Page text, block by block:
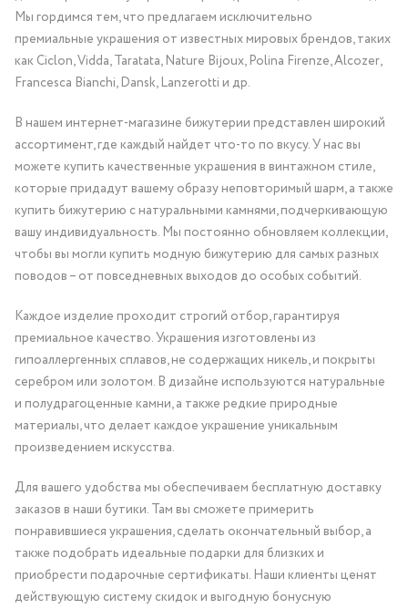
Мы гордимся тем, что предлагаем исключительно
премиальные украшения от известных мировых брендов, таких
как Ciclon, Vidda, Taratata, Nature Bijoux, Polina Firenze, Alcozer,
Francesca Bianchi, Dansk, Lanzerotti и др.
В нашем интернет-магазине бижутерии представлен широкий
ассортимент, где каждый найдет что-то по вкусу. У нас вы
можете купить качественные украшения в винтажном стиле,
которые придадут вашему образу неповторимый шарм, а также
купить бижутерию с натуральными камнями, подчеркивающую
вашу индивидуальность. Мы постоянно обновляем коллекции,
чтобы вы могли купить модную бижутерию для самых разных
поводов – от повседневных выходов до особых событий.
Каждое изделие проходит строгий отбор, гарантируя
премиальное качество. Украшения изготовлены из
гипоаллергенных сплавов, не содержащих никель, и покрыты
серебром или золотом. В дизайне используются натуральные
и полудрагоценные камни, а также редкие природные
материалы, что делает каждое украшение уникальным
произведением искусства.
Для вашего удобства мы обеспечиваем бесплатную доставку
заказов в наши бутики. Там вы сможете примерить
понравившиеся украшения, сделать окончательный выбор, а
также подобрать идеальные подарки для близких и
приобрести подарочные сертификаты. Наши клиенты ценят
действующую систему скидок и выгодную бонусную